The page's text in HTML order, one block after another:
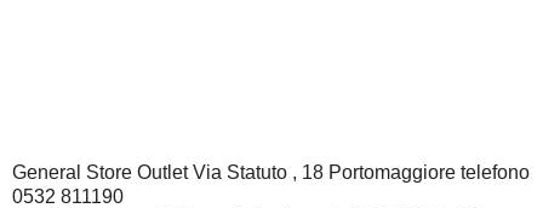
General Store Outlet Via Statuto , 18 Portomaggiore telefono
0532 811190